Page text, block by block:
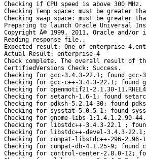
Checking if CPU speed is above 300
Checking Temp space: must be greater
Checking swap space: must be greater
Preparing to launch Oracle Universal
Copyright Â© 1999, 2011, Oracle
Reading response file..
Expected result: One of enterprise-
Actual Result: enterprise-4
Check complete. The overall result of
CertifiedVersions Check: Success.
Checking for gcc-3.4.3-22.1; found
Checking for gcc-c++-3.4.3-22.1;
Checking for openmotif21-2.1.30-
Checking for setarch-1.6-1; found
Checking for pdksh-5.2.14-30; found
Checking for sysstat-5.0.5-1; found
Checking for gnome-libs-1:1.4.1.2.90-
Checking for libstdc++-3.4.3-22.1 ;
Checking for libstdc++-devel-3.4.3-
Checking for compat-libstdc++-296-
Checking for compat-db-4.1.25-9; found
Checking for control-center-2.8.0-12;